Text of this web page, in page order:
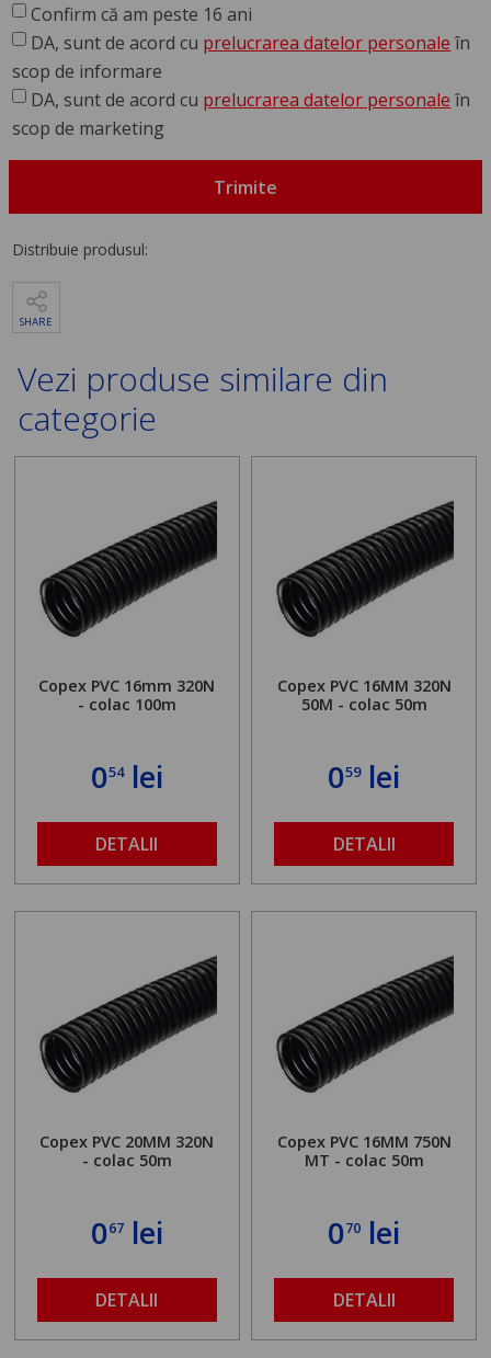
Confirm că am peste 16 ani
DA, sunt de acord cu prelucrarea datelor personale în
scop de informare
DA, sunt de acord cu prelucrarea datelor personale în
scop de marketing
Trimite
Distribuie produsul:
SHARE
Vezi produse similare din
categorie
Copex PVC 16mm 320N
- colac 100m
054lei
DETALII
Copex PVC 16MM 320N
50M - colac 50m
059lei
DETALII
Copex PVC 20MM 320N
- colac 50m
067lei
DETALII
Copex PVC 16MM 750N
MT - colac 50m
070 lei
DETALII